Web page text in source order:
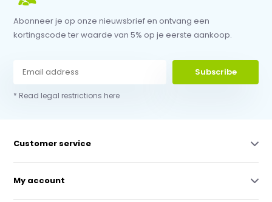
Abonneer je op onze nieuwsbrief en ontvang een
kortingscode ter waarde van 5% op je eerste aankoop.
Subscribe
* Read legal restrictions here
Customer service
My account